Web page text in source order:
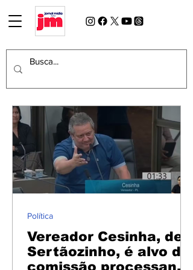
Vereador Cesinha, de
Sertãozinho, é alvo de
comissão processante
Política